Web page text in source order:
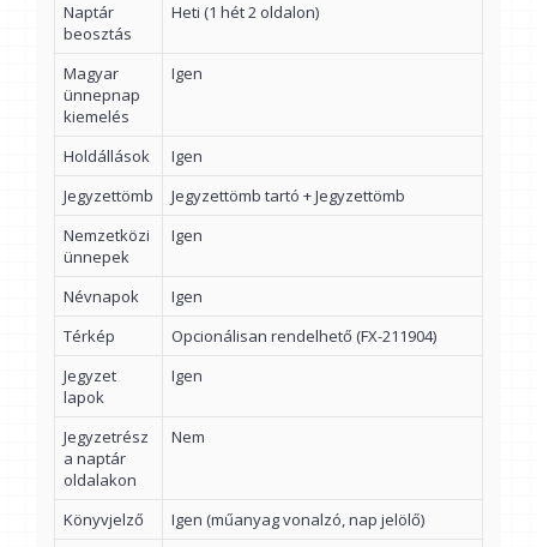
Naptár
beosztás
Heti (1 hét 2 oldalon)
Magyar
ünnepnap
kiemelés
Igen
Holdállások
Igen
Jegyzettömb
Jegyzettömb tartó + Jegyzettömb
Nemzetközi
ünnepek
Igen
Névnapok
Igen
Térkép
Opcionálisan rendelhető (FX-211904)
Jegyzet
lapok
Igen
Jegyzetrész
a naptár
oldalakon
Nem
Könyvjelző
Igen (műanyag vonalzó, nap jelölő)